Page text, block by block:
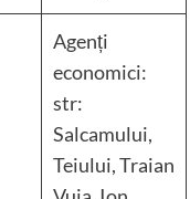
Agenți
economici:
str:
Salcamului,
Teiului, Traian